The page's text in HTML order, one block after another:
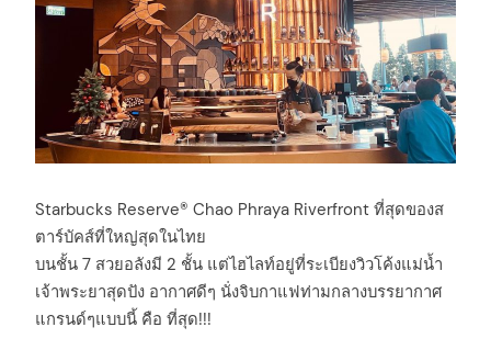
Starbucks Reserve® Chao Phraya Riverfront ที่สุดของส
ตาร์บัคส์ที่ใหญ่สุดในไทย
บนชั้น 7 สวยอลังมี 2 ชั้น แต่ไฮไลท์อยู่ที่ระเบียงวิวโค้งแม่น้ำ
เจ้าพระยาสุดปัง อากาศดีๆ นั่งจิบกาแฟท่ามกลางบรรยากาศ
แกรนด์ๆแบบนี้ คือ ที่สุด!!!